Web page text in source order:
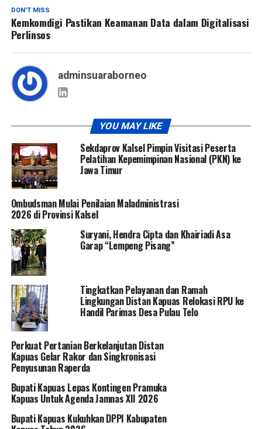
DON'T MISS
Kemkomdigi Pastikan Keamanan Data dalam Digitalisasi
Perlinsos
adminsuaraborneo
YOU MAY LIKE
Sekdaprov Kalsel Pimpin Visitasi Peserta
Pelatihan Kepemimpinan Nasional (PKN) ke
Jawa Timur
Ombudsman Mulai Penilaian Maladministrasi
2026 di Provinsi Kalsel
Suryani, Hendra Cipta dan Khairiadi Asa
Garap “Lempeng Pisang”
Tingkatkan Pelayanan dan Ramah
Lingkungan Distan Kapuas Relokasi RPU ke
Handil Parimas Desa Pulau Telo
Perkuat Pertanian Berkelanjutan Distan
Kapuas Gelar Rakor dan Singkronisasi
Penyusunan Raperda
Bupati Kapuas Lepas Kontingen Pramuka
Kapuas Untuk Agenda Jamnas XII 2026
Bupati Kapuas Kukuhkan DPPI Kabupaten